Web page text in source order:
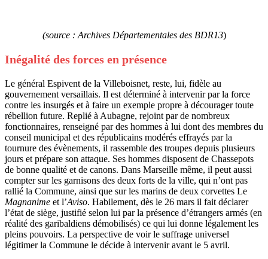
(source : Archives Départementales des BDR13)
Inégalité des forces en présence
Le général Espivent de la Villeboisnet, reste, lui, fidèle au
gouvernement versaillais. Il est déterminé à intervenir par la force
contre les insurgés et à faire un exemple propre à décourager toute
rébellion future. Replié à Aubagne, rejoint par de nombreux
fonctionnaires, renseigné par des hommes à lui dont des membres du
conseil municipal et des républicains modérés effrayés par la
tournure des évènements, il rassemble des troupes depuis plusieurs
jours et prépare son attaque. Ses hommes disposent de Chassepots
de bonne qualité et de canons. Dans Marseille même, il peut aussi
compter sur les garnisons des deux forts de la ville, qui n’ont pas
rallié la Commune, ainsi que sur les marins de deux corvettes Le
Magnanime et l’Aviso. Habilement, dès le 26 mars il fait déclarer
l’état de siège, justifié selon lui par la présence d’étrangers armés (en
réalité des garibaldiens démobilisés) ce qui lui donne légalement les
pleins pouvoirs. La perspective de voir le suffrage universel
légitimer la Commune le décide à intervenir avant le 5 avril.